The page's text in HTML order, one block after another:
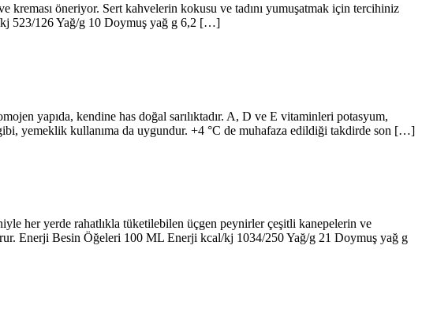
kreması öneriyor. Sert kahvelerin kokusu ve tadını yumuşatmak için tercihiniz
kj 523/126 Yağ/g 10 Doymuş yağ g 6,2 […]
yapıda, kendine has doğal sarılıktadır. A, D ve E vitaminleri potasyum,
yemeklik kullanıma da uygundur. +4 °C de muhafaza edildiği takdirde son […]
her yerde rahatlıkla tüketilebilen üçgen peynirler çeşitli kanepelerin ve
Enerji Besin Öğeleri 100 ML Enerji kcal/kj 1034/250 Yağ/g 21 Doymuş yağ g